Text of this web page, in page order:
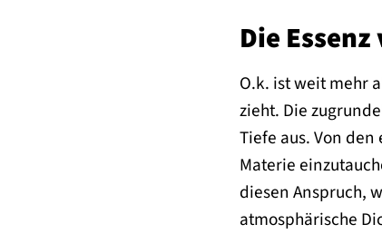
Die
O.k. ist weit mehr
zieht. Die
Tiefe aus. Von
Materie
diesen Anspruch,
atmosphärische